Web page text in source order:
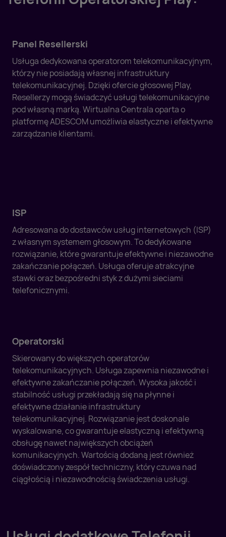
Panel Resellerski
Usługa dedykowana operatorom telekomunikacyjnym,
którzy nie posiadają własnej infrastruktury
telekomunikacyjnej. Dzięki ofercie głosowej Play,
Resellerzy mogą świadczyć usługi telekomunikacyjne
pod własną marką. Wirtualna Centrala oparta o
platformę ADESCOM umożliwia elastyczne i efektywne
zarządzanie klientami.
ISP
Adresowana do dostawców usług internetowych (ISP)
z własnym systemem głosowym. To dedykowane
rozwiązanie, które gwarantuje efektywne i niezawodne
zakańczanie połączeń. Usługa oferuje atrakcyjne
stawki oraz bezpośredni styk z dużymi sieciami
telefonicznymi.
Operatorski
Skierowany do większych operatorów
telekomunikacyjnych. Usługa zapewnia niezawodne i
efektywne zakańczanie połączeń. Wysoka jakość i
stabilność usługi przekładają się na płynne i
efektywne działanie infrastruktury
telekomunikacyjnej. Rozwiązanie jest doskonale
wyskalowane, co gwarantuje elastyczną i efektywną
obsługę nawet największych obciążeń
komunikacyjnych. Wartością dodaną jest również
doświadczony zespół techniczny, który czuwa nad
ciągłością i niezawodnością świadczenia usługi.